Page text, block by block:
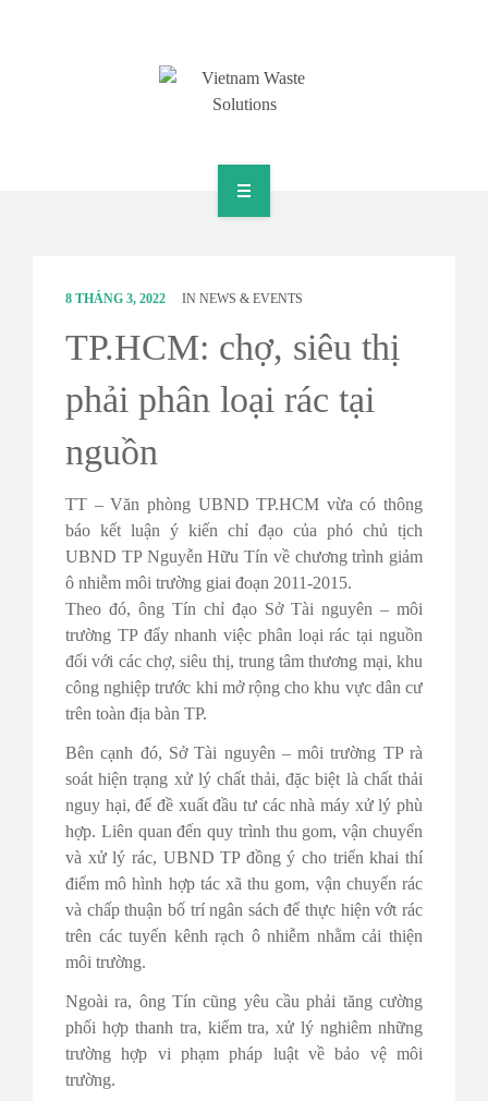
8 THÁNG 3, 2022 IN NEWS & EVENTS
TP.HCM: chợ, siêu thị
phải phân loại rác tại
nguồn
TT – Văn phòng UBND TP.HCM vừa có thông
báo kết luận ý kiến chỉ đạo của phó chủ tịch
UBND TP Nguyễn Hữu Tín về chương trình giảm
ô nhiễm môi trường giai đoạn 2011-2015.
Theo đó, ông Tín chỉ đạo Sở Tài nguyên – môi
trường TP đẩy nhanh việc phân loại rác tại nguồn
đối với các chợ, siêu thị, trung tâm thương mại, khu
công nghiệp trước khi mở rộng cho khu vực dân cư
trên toàn địa bàn TP.
Bên cạnh đó, Sở Tài nguyên – môi trường TP rà
soát hiện trạng xử lý chất thải, đặc biệt là chất thải
nguy hại, để đề xuất đầu tư các nhà máy xử lý phù
hợp. Liên quan đến quy trình thu gom, vận chuyển
và xử lý rác, UBND TP đồng ý cho triển khai thí
điểm mô hình hợp tác xã thu gom, vận chuyển rác
và chấp thuận bố trí ngân sách để thực hiện vớt rác
trên các tuyến kênh rạch ô nhiễm nhằm cải thiện
môi trường.
Ngoài ra, ông Tín cũng yêu cầu phải tăng cường
phối hợp thanh tra, kiểm tra, xử lý nghiêm những
trường hợp vi phạm pháp luật về bảo vệ môi
trường.